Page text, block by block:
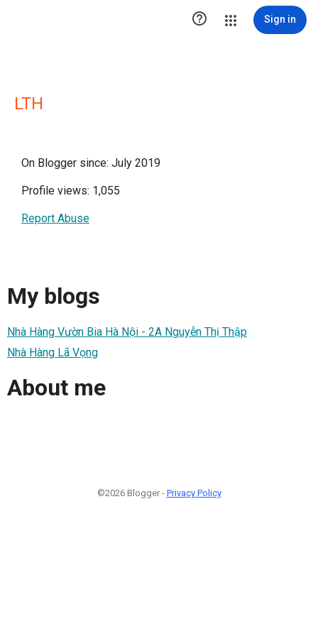
 Sign in
LTH
On Blogger since: July 2019
Profile views: 1,055
Report Abuse
My blogs
Nhà Hàng Vườn Bia Hà Nội - 2A Nguyễn Thị Thập
Nhà Hàng Lã Vọng
About me
©2026 Blogger - Privacy Policy